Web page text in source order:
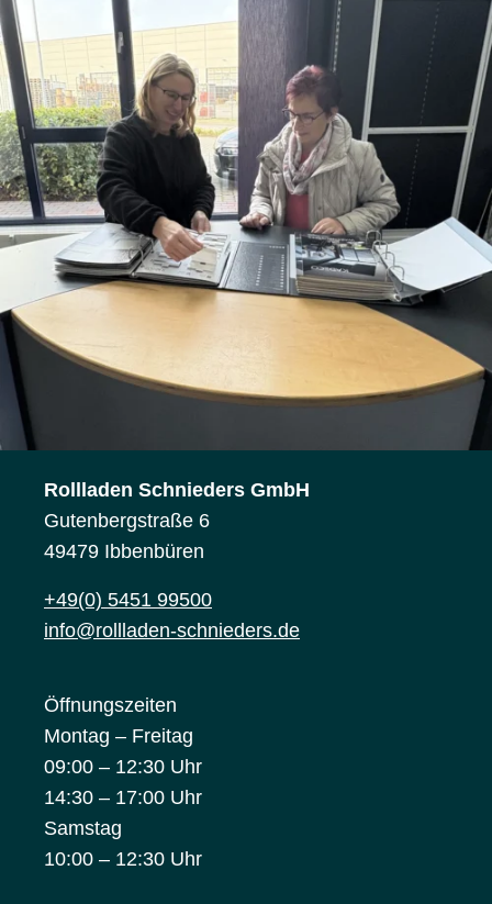
Rollladen Schnieders GmbH
Gutenbergstraße 6
49479 Ibbenbüren
+49(0) 5451 99500
info@rollladen-schnieders.de
Öffnungszeiten
Montag – Freitag
09:00 – 12:30 Uhr
14:30 – 17:00 Uhr
Samstag
10:00 – 12:30 Uhr